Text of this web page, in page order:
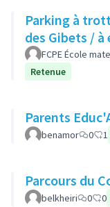
Parking à
des Gibets /
FCPE École
Retenue
Parents
benamor 0 1
Parcours du
belkheiri 0 0